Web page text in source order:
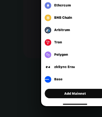
Português (Portugal)
Bahasa Indonesia
Português (Brasil)
Español (Argentina)